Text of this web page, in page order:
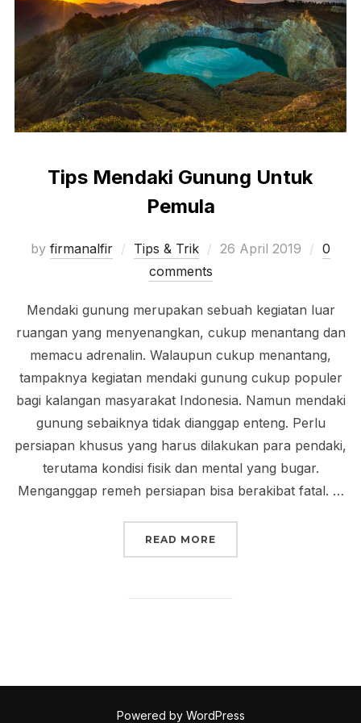
Tips Mendaki Gunung Untuk
Pemula
by firmanalfir Tips & Trik
Posted
26 April 2019
0
comments
Mendaki gunung merupakan sebuah kegiatan luar
ruangan yang menyenangkan, cukup menantang dan
memacu adrenalin. Walaupun cukup menantang,
tampaknya kegiatan mendaki gunung cukup populer
bagi kalangan masyarakat Indonesia. Namun mendaki
gunung sebaiknya tidak dianggap enteng. Perlu
persiapan khusus yang harus dilakukan para pendaki,
terutama kondisi fisik dan mental yang bugar.
Menganggap remeh persiapan bisa berakibat fatal. …
READ MORE
Powered by WordPress